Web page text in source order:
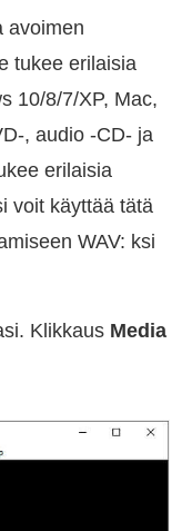
avoimen
tukee erilaisia
10/8/7/XP, Mac,
, audio -CD- ja
erilaisia
voit käyttää tätä
WAV: ksi
Klikkaus Media